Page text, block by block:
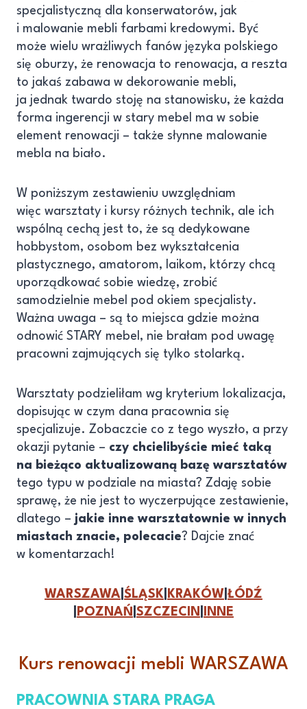
specjalistyczną dla konserwatorów, jak
i malowanie mebli farbami kredowymi. Być
może wielu wrażliwych fanów języka polskiego
się oburzy, że renowacja to renowacja, a reszta
to jakaś zabawa w dekorowanie mebli,
ja jednak twardo stoję na stanowisku, że każda
forma ingerencji w stary mebel ma w sobie
element renowacji – także słynne malowanie
mebla na biało.
W poniższym zestawieniu uwzględniam
więc warsztaty i kursy różnych technik, ale ich
wspólną cechą jest to, że są dedykowane
hobbystom, osobom bez wykształcenia
plastycznego, amatorom, laikom, którzy chcą
uporządkować sobie wiedzę, zrobić
samodzielnie mebel pod okiem specjalisty.
Ważna uwaga – są to miejsca gdzie można
odnowić STARY mebel, nie brałam pod uwagę
pracowni zajmujących się tylko stolarką.
Warsztaty podzieliłam wg kryterium lokalizacja,
dopisując w czym dana pracownia się
specjalizuje. Zobaczcie co z tego wyszło, a przy
okazji pytanie – czy chcielibyście mieć taką
na bieżąco aktualizowaną bazę warsztatów
tego typu w podziale na miasta? Zdaję sobie
sprawę, że nie jest to wyczerpujące zestawienie,
dlatego – jakie inne warsztatownie w innych
miastach znacie, polecacie? Dajcie znać
w komentarzach!
WARSZAWA ŚLĄSK KRAKÓW ŁÓDŹ
POZNAŃ SZCZECIN INNE
Kurs renowacji mebli WARSZAWA
PRACOWNIA STARA PRAGA